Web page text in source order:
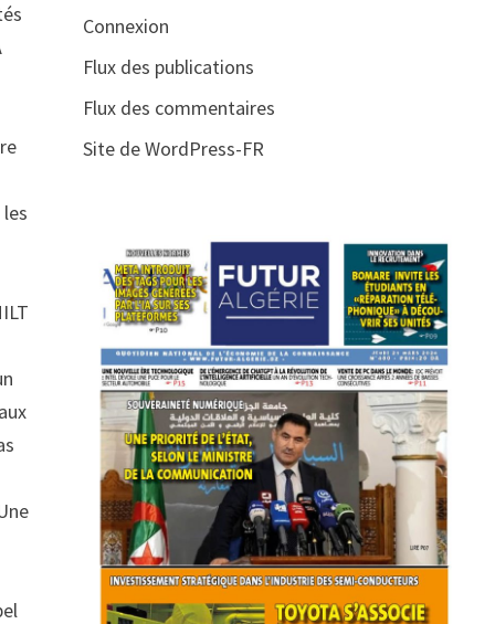
Connexion
Flux des publications
Flux des commentaires
Site de WordPress-FR